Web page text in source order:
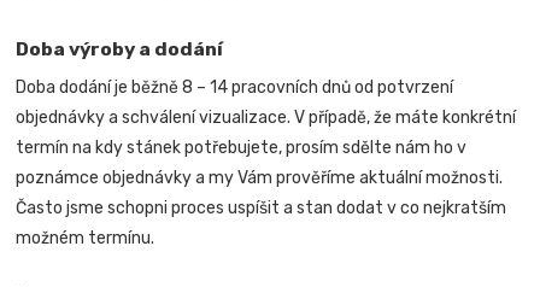
Doba výroby a dodání
Doba dodání je běžně 8 – 14 pracovních dnů od potvrzení
objednávky a schválení vizualizace. V případě, že máte konkrétní
termín na kdy stánek potřebujete, prosím sdělte nám ho v
poznámce objednávky a my Vám prověříme aktuální možnosti.
Často jsme schopni proces uspíšit a stan dodat v co nejkratším
možném termínu.